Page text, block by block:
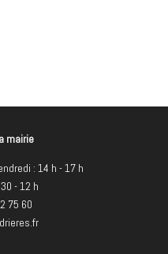
mairie
: 14 h - 17 h
- 12 h
75 60